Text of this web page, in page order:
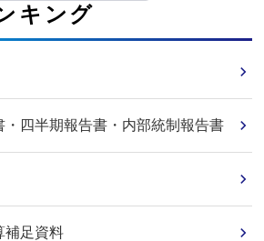
キング
・四半期報告書・内部統制報告書
補足資料